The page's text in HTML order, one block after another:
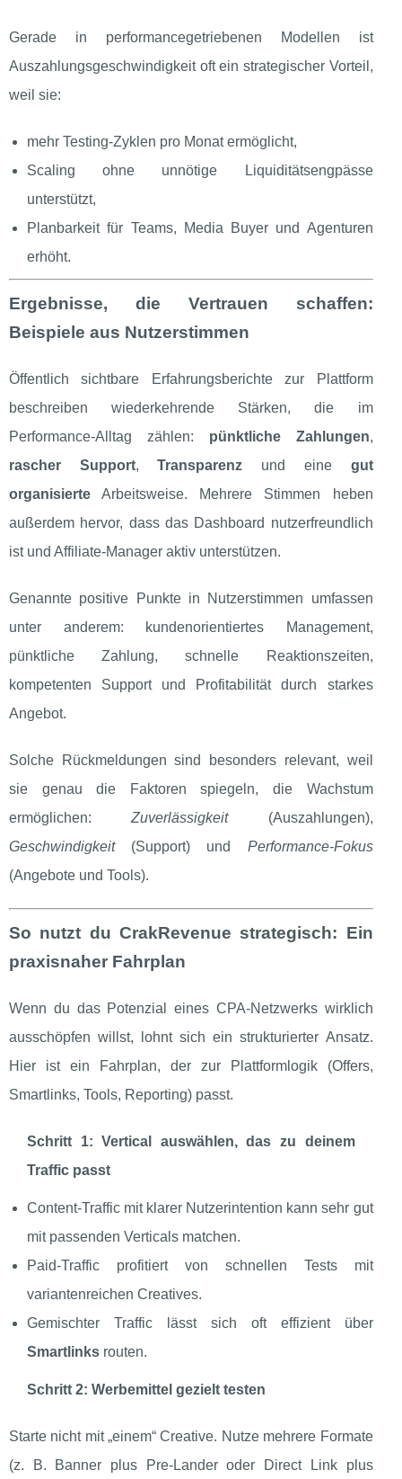
Gerade in performancegetriebenen Modellen ist
Auszahlungsgeschwindigkeit oft ein strategischer Vorteil,
weil sie:
mehr Testing‑Zyklen pro Monat ermöglicht,
Scaling ohne unnötige Liquiditätsengpässe
unterstützt,
Planbarkeit für Teams, Media Buyer und Agenturen
erhöht.
Ergebnisse, die Vertrauen schaffen:
Beispiele aus Nutzerstimmen
Öffentlich sichtbare Erfahrungsberichte zur Plattform
beschreiben wiederkehrende Stärken, die im
Performance‑Alltag zählen: pünktliche Zahlungen,
rascher Support,Transparenz und eine gut
organisierte Arbeitsweise. Mehrere Stimmen heben
außerdem hervor, dass das Dashboard nutzerfreundlich
ist und Affiliate‑Manager aktiv unterstützen.
Genannte positive Punkte in Nutzerstimmen umfassen
unter anderem: kundenorientiertes Management,
pünktliche Zahlung, schnelle Reaktionszeiten,
kompetenten Support und Profitabilität durch starkes
Angebot.
Solche Rückmeldungen sind besonders relevant, weil
sie genau die Faktoren spiegeln, die Wachstum
ermöglichen:Zuverlässigkeit(Auszahlungen),
Geschwindigkeit(Support) und Performance‑Fokus
(Angebote und Tools).
So nutzt du CrakRevenue strategisch: Ein
praxisnaher Fahrplan
Wenn du das Potenzial eines CPA‑Netzwerks wirklich
ausschöpfen willst, lohnt sich ein strukturierter Ansatz.
Hier ist ein Fahrplan, der zur Plattformlogik (Offers,
Smartlinks, Tools, Reporting) passt.
Schritt 1: Vertical auswählen, das zu deinem
Traffic passt
Content‑Traffic mit klarer Nutzerintention kann sehr gut
mit passenden Verticals matchen.
Paid‑Traffic profitiert von schnellen Tests mit
variantenreichen Creatives.
Gemischter Traffic lässt sich oft effizient über
Smartlinks routen.
Schritt 2: Werbemittel gezielt testen
Starte nicht mit „einem“ Creative. Nutze mehrere Formate
(z. B. Banner plus Pre‑Lander oder Direct Link plus